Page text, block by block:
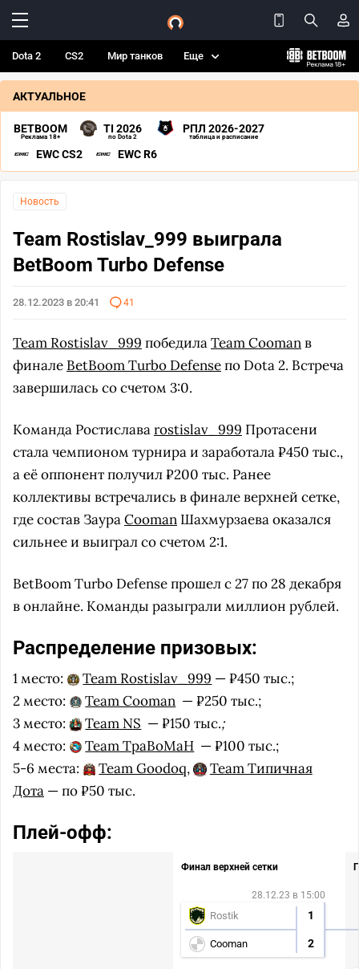
Dota 2 CS2 Мир танков Еще
АКТУАЛЬНОЕ
BETBOOM
Реклама 18+
TI 2026
по Dota 2
РПЛ 2026-2027
таблица и расписание
EWC CS2 EWC R6
Новость
Team Rostislav_999 выиграла
BetBoom Turbo Defense
28.12.2023 в 20:41 41
Team Rostislav_999 победилаTeam Coomanв
финале BetBoom Turbo Defenseпо Dota 2. Встреча
завершилась со счетом 3:0.
Команда Ростиславаrostislav_999 Протасени
стала чемпионом турнира и заработала ₽450 тыс.,
а её оппонент получил ₽200 тыс. Ранее
коллективы встречались в финале верхней сетке,
где состав ЗаураCooman Шахмурзаева оказался
сильнее и выиграл со счетом 2:1.
BetBoom Turbo Defense прошел с 27 по 28 декабря
в онлайне. Команды разыграли миллион рублей.
Распределение призовых:
1 место: Team Rostislav_999 — ₽450 тыс.;
2 место:
Team Cooman — ₽250 тыс.;
3 место:
Team NS — ₽150 тыс.;
4 место:
Team TpaBoMaH — ₽100 тыс.;
5-6 места:
Team Goodoq,
Team Типичная
Дота — по ₽50 тыс.
Плей-офф:
Финал верхней сетки
28.12.23 в 15:00
Rostik 1
Cooman 2